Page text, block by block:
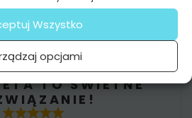
Wszystko
opcjami
jednak wybór z bazy grafik i
obraz w dużo lepszej
niż moje zdjęcie
TO ŚWIETNE